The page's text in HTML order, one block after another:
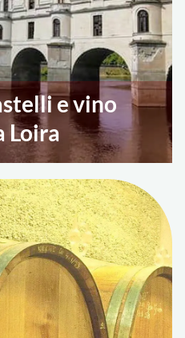
e vino
Loira